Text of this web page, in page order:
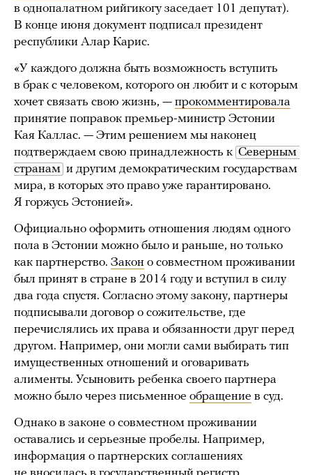
в однопалатном рийгикогу заседает 101 депутат).
В конце июня документ подписал президент
республики Алар Карис.
«У каждого должна быть возможность вступить
в брак с человеком, которого он любит и с которым
хочет связать свою жизнь, — прокомментировала
принятие поправок премьер-министр Эстонии
Кая Каллас. — Этим решением мы наконец
подтверждаем свою принадлежность к Северным
странам и другим демократическим государствам
мира, в которых это право уже гарантировано.
Я горжусь Эстонией».
Официально оформить отношения людям одного
пола в Эстонии можно было и раньше, но только
как партнерство. Закон о совместном проживании
был принят в стране в 2014 году и вступил в силу
два года спустя. Согласно этому закону, партнеры
подписывали договор о сожительстве, где
перечислялись их права и обязанности друг перед
другом. Например, они могли сами выбирать тип
имущественных отношений и оговаривать
алименты. Усыновить ребенка своего партнера
можно было через письменное обращение в суд.
Однако в законе о совместном проживании
оставались и серьезные пробелы. Например,
информация о партнерских соглашениях